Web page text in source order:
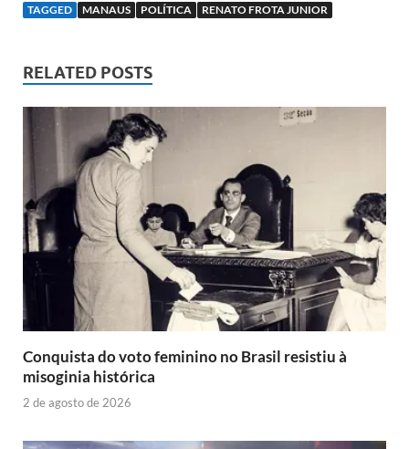
TAGGED MANAUS POLÍTICA RENATO FROTA JUNIOR
RELATED POSTS
Conquista do voto feminino no Brasil resistiu à
misoginia histórica
2 de agosto de 2026